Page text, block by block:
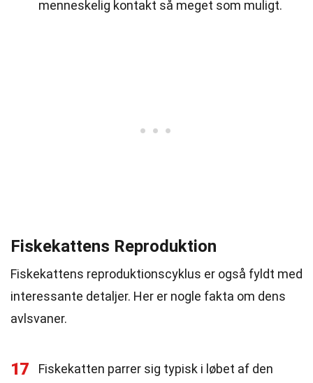
menneskelig kontakt så meget som muligt.
Fiskekattens Reproduktion
Fiskekattens reproduktionscyklus er også fyldt med
interessante detaljer. Her er nogle fakta om dens
avlsvaner.
17
Fiskekatten parrer sig typisk i løbet af den